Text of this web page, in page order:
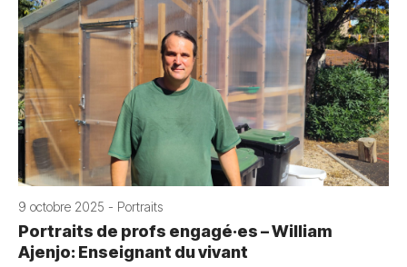
9 octobre 2025 - Portraits
Portraits de profs engagé·es – William
Ajenjo: Enseignant du vivant